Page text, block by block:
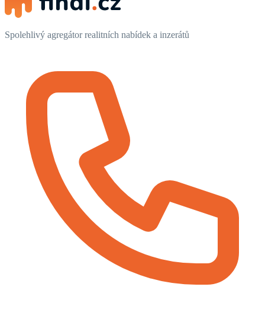
Spolehlivý agregátor realitních nabídek a inzerátů